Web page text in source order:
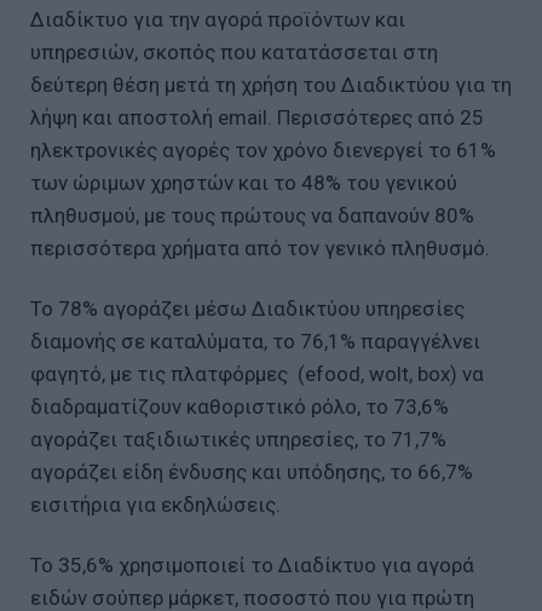
Διαδίκτυο για την αγορά προϊόντων και
υπηρεσιών, σκοπός που κατατάσσεται στη
δεύτερη θέση μετά τη χρήση του Διαδικτύου για τη
λήψη και αποστολή email. Περισσότερες από 25
ηλεκτρονικές αγορές τον χρόνο διενεργεί το 61%
των ώριμων χρηστών και το 48% του γενικού
πληθυσμού, με τους πρώτους να δαπανούν 80%
περισσότερα χρήματα από τον γενικό πληθυσμό.
Το 78% αγοράζει μέσω Διαδικτύου υπηρεσίες
διαμονής σε καταλύματα, το 76,1% παραγγέλνει
φαγητό, με τις πλατφόρμες (efood, wolt, box) να
διαδραματίζουν καθοριστικό ρόλο, το 73,6%
αγοράζει ταξιδιωτικές υπηρεσίες, το 71,7%
αγοράζει είδη ένδυσης και υπόδησης, το 66,7%
εισιτήρια για εκδηλώσεις.
Το 35,6% χρησιμοποιεί το Διαδίκτυο για αγορά
ειδών σούπερ μάρκετ, ποσοστό που για πρώτη